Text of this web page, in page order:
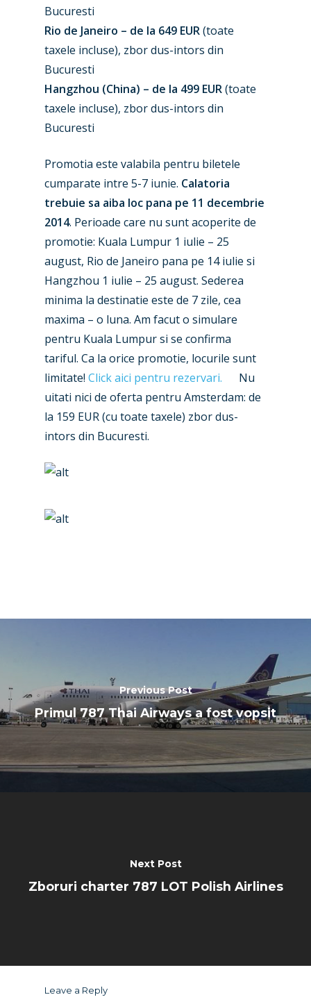
Bucuresti
Rio de Janeiro – de la 649 EUR(toate
taxele incluse), zbor dus-intors din
Bucuresti
Hangzhou (China) – de la 499 EUR(toate
taxele incluse), zbor dus-intors din
Bucuresti
Promotia este valabila pentru biletele
cumparate intre 5-7 iunie. Calatoria
trebuie sa aiba loc pana pe 11 decembrie
2014. Perioade care nu sunt acoperite de
promotie: Kuala Lumpur 1 iulie – 25
august, Rio de Janeiro pana pe 14 iulie si
Hangzhou 1 iulie – 25 august. Sederea
minima la destinatie este de 7 zile, cea
maxima – o luna. Am facut o simulare
pentru Kuala Lumpur si se confirma
tariful. Ca la orice promotie, locurile sunt
limitate! Click aici pentru rezervari.
Nu
uitati nici de oferta pentru Amsterdam: de
la 159 EUR (cu toate taxele) zbor dus-
intors din Bucuresti.
Previous Post
Primul 787 Thai Airways a fost vopsit
Next Post
Zboruri charter 787 LOT Polish Airlines
Leave a Reply
Industry
Accidents / Incidents
Airshows
Dubai 2025
Paris 2025
Farnborough 2024
Paris 2023
Dubai 2019
Paris 2019
Business Jets
Military
Trip Reports
Marketplace
Jobs
Contact